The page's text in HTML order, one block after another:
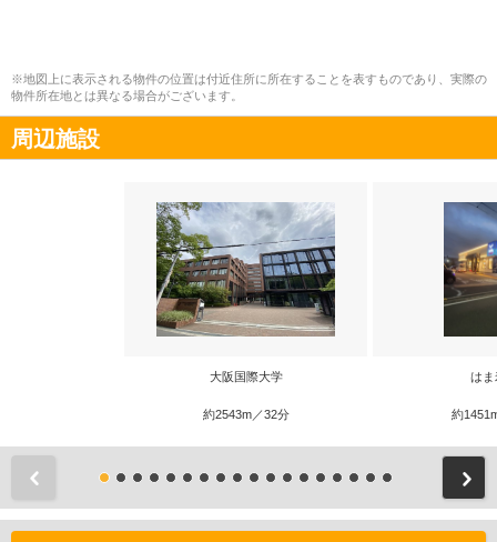
※地図上に表示される物件の位置は付近住所に所在することを表すものであり、実際の
物件所在地とは異なる場合がございます。
周辺施設
大阪国際大学
約2543m／32分
はま
約